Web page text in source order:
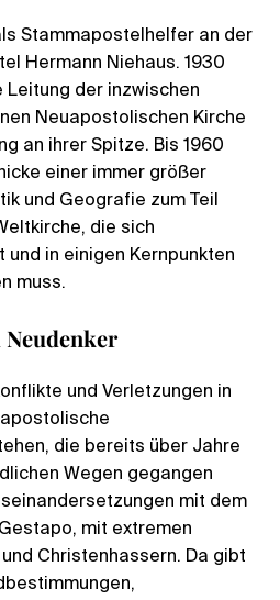
Stammapostelhelfer an der
Hermann Niehaus. 1930
Leitung der inzwischen
Neuapostolischen Kirche
an ihrer Spitze. Bis 1960
einer immer größer
und Geografie zum Teil
die sich
und in einigen Kernpunkten
muss.
und Verletzungen in
die bereits über Jahre
Wegen gegangen
mit dem
mit extremen
Christenhassern. Da gibt